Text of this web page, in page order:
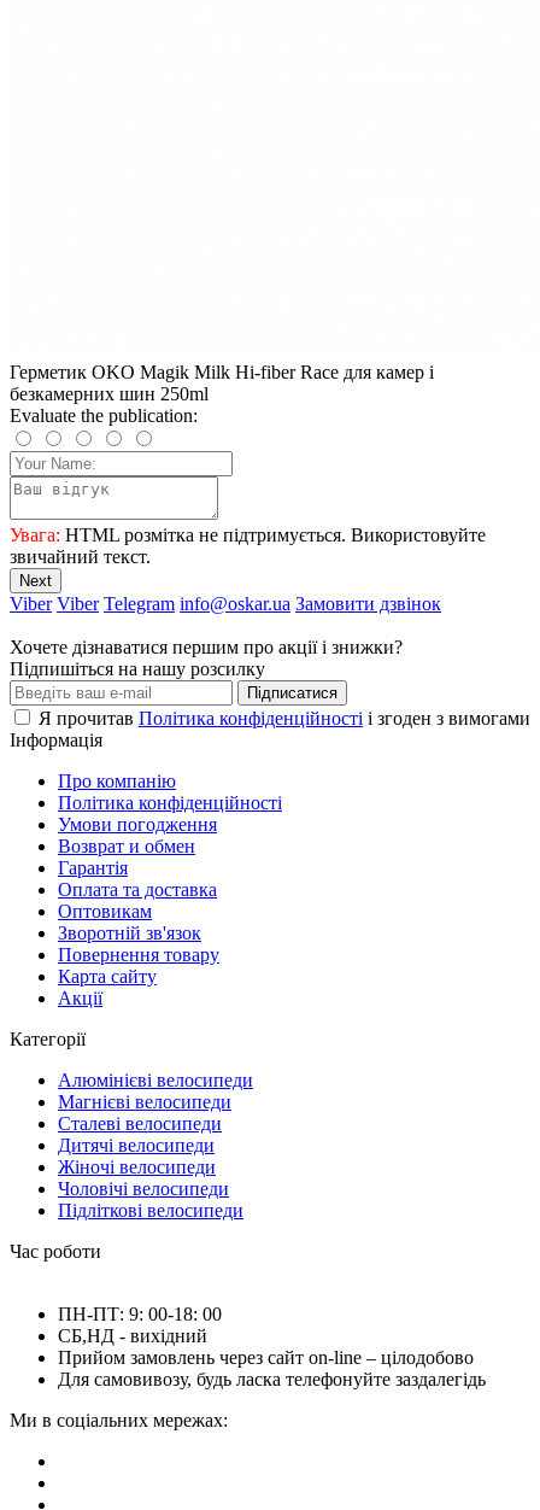
Герметик OKO Magik Milk Hi-fiber Race для камер і
безкамерних шин 250ml
Evaluate the publication:
Увага: HTML розмітка не підтримується. Використовуйте
звичайний текст.
Next
Viber Viber Telegram info@oskar.ua Замовити дзвінок
Хочете дізнаватися першим про акції і знижки?
Підпишіться на нашу розсилку
Підписатися
Я прочитав Політика конфіденційності і згоден з вимогами
Інформація
Про компанію
Політика конфіденційності
Умови погодження
Возврат и обмен
Гарантія
Оплата та доставка
Оптовикам
Зворотній зв'язок
Повернення товару
Карта сайту
Акції
Категорії
Алюмінієві велосипеди
Магнієві велосипеди
Сталеві велосипеди
Дитячі велосипеди
Жіночі велосипеди
Чоловічі велосипеди
Підліткові велосипеди
Час роботи
ПН-ПТ: 9: 00-18: 00
СБ,НД - вихідний
Прийом замовлень через сайт on-line – цілодобово
Для самовивозу, будь ласка телефонуйте заздалегідь
Ми в соціальних мережах: